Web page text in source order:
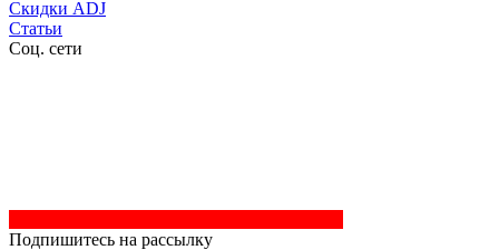
Скидки ADJ
Статьи
Соц. сети
Подпишитесь на рассылку